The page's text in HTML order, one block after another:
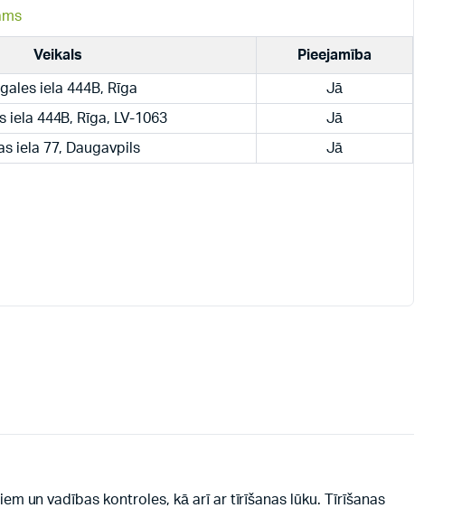
Veikals Pieejamība
iela 444B, Rīga Jā
iela 444B, Rīga, LV-1063 Jā
iela 77, Daugavpils Jā
un vadības kontroles, kā arī ar tīrīšanas lūku. Tīrīšanas